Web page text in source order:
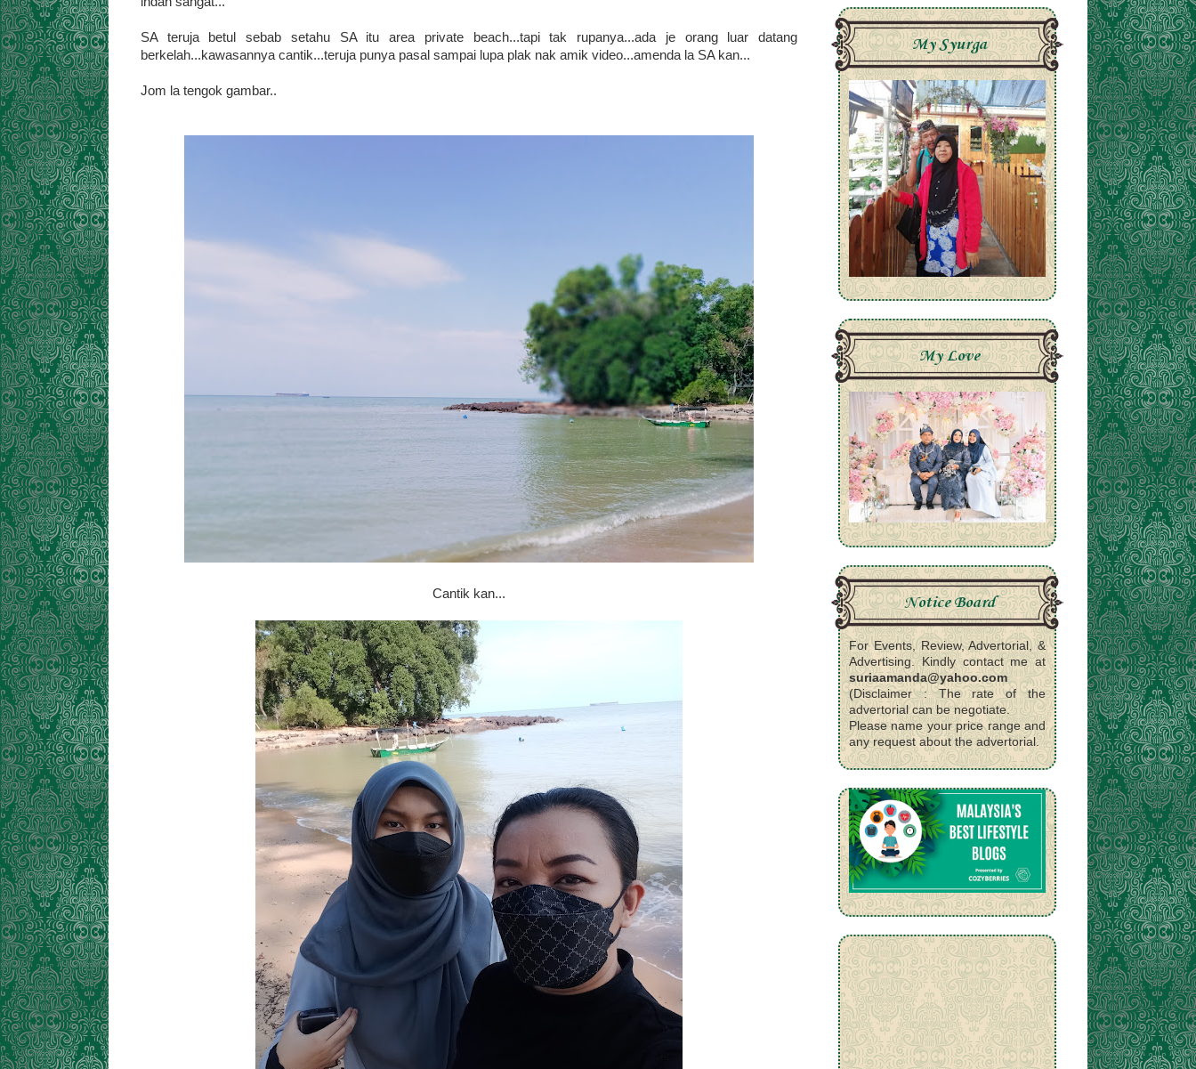
SA teruja betul sebab setahu SA itu area private beach...tapi tak rupanya...ada je orang luar datang
berkelah...kawasannya cantik...teruja punya pasal sampai lupa plak nak amik video...amenda la SA kan...
Jom la tengok gambar..
Cantik kan...
My Syurga
My Love
Notice Board
For Events, Review, Advertorial, &
Advertising. Kindly contact me at
suriaamanda@yahoo.com
(Disclaimer : The rate of the
advertorial can be negotiate.
Please name your price range and
any request about the advertorial.